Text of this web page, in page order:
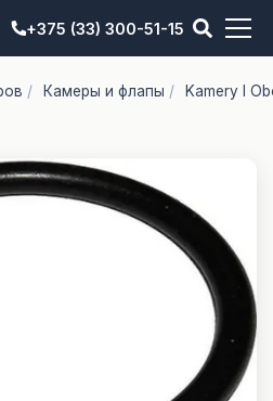
+375 (33) 300-51-15
/ Камеры и флапы / Kamery I